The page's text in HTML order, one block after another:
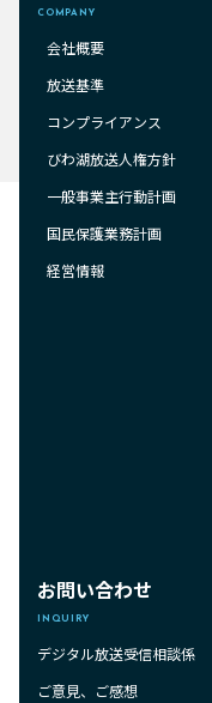
COMPANY
会社概要
放送基準
コンプライアンス
びわ湖放送人権方針
一般事業主行動計画
国民保護業務計画
経営情報
お問い合わせ
INQUIRY
デジタル放送受信相談係
ご意見、ご感想